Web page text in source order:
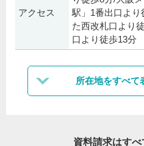
アクセス
駅」1番出口より
た西改札口より
口より徒歩13分
所在地をすべて
資料請求はすべ